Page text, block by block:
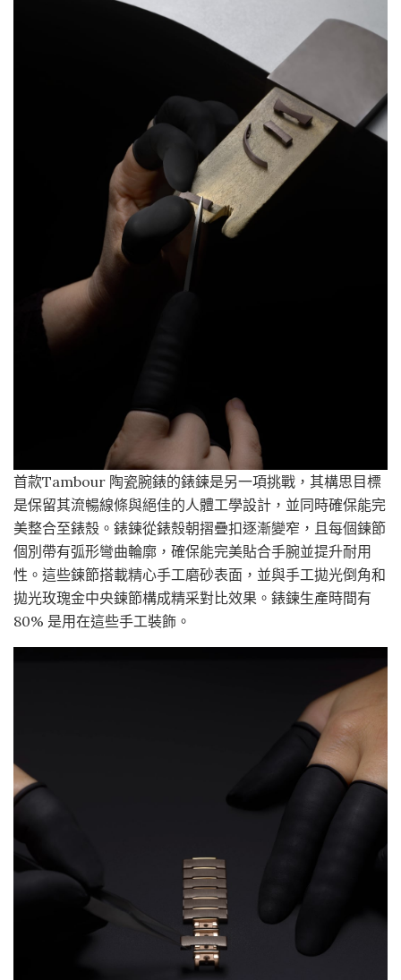
首款Tambour 陶瓷腕錶的錶鍊是另一項挑戰，其構思目標
是保留其流暢線條與絕佳的人體工學設計，並同時確保能完
美整合至錶殼。錶鍊從錶殼朝摺疊扣逐漸變窄，且每個鍊節
個別帶有弧形彎曲輪廓，確保能完美貼合手腕並提升耐用
性。這些鍊節搭載精心手工磨砂表面，並與手工拋光倒角和
拋光玫瑰金中央鍊節構成精采對比效果。錶鍊生產時間有
80% 是用在這些手工裝飾。